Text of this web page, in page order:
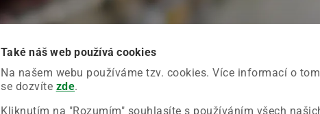
Také náš web používá cookies
Na našem webu používáme tzv. cookies. Více informací o
se dozvíte zde.
Kliknutím na "Rozumím" souhlasíte s používáním všech